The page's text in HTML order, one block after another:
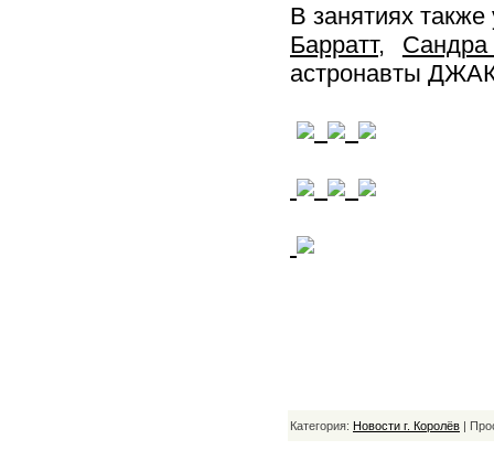
В занятиях
Барратт,
астронавты
Категория: Новости г. Королёв |